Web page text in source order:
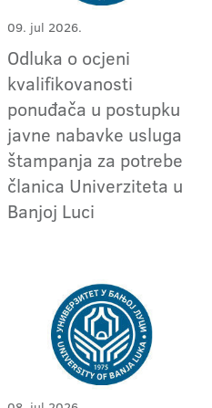
09. jul 2026.
Odluka o ocjeni
kvalifikovanosti
ponuđača u postupku
javne nabavke usluga
štampanja za potrebe
članica Univerziteta u
Banjoj Luci